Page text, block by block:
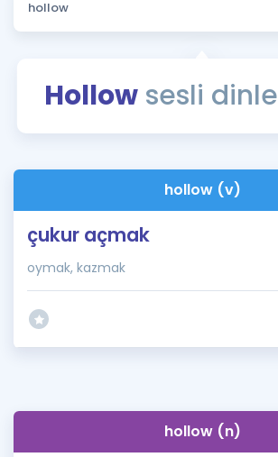
Sözlük
Rehberlik Aracı
ÖSYM Sınav Takvimi
Kampanyalar
Blog
Hollowsesli dinle
hollow (v)
çukur açmak
oymak, kazmak
hollow (n)